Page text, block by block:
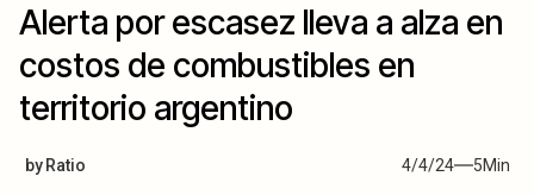
Alerta por escasez lleva a alza en
costos de combustibles en
territorio argentino
by Ratio 4/4/24 5Min